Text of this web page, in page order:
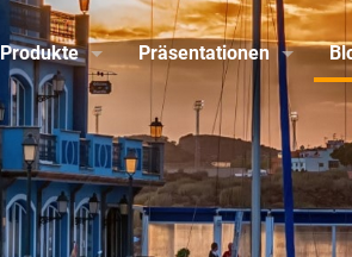
Produkte Präsentationen